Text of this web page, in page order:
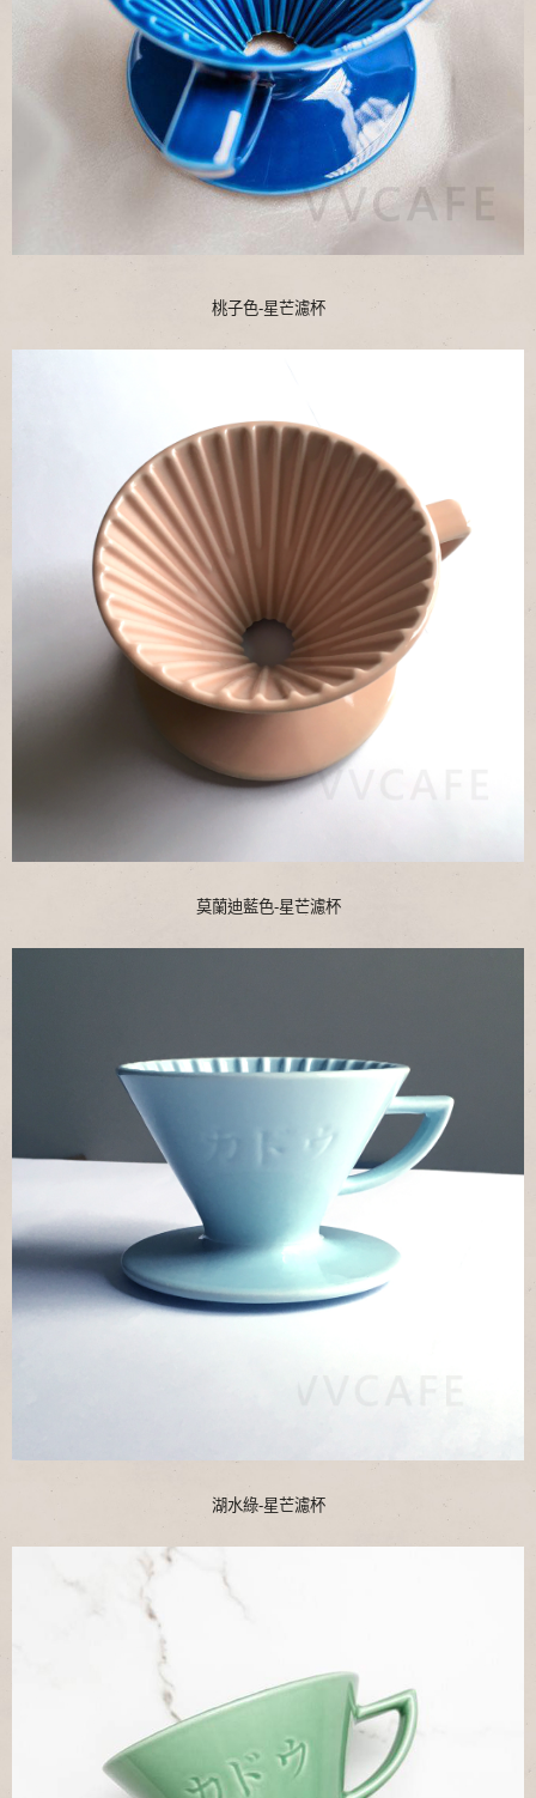
桃子色-星芒濾杯
莫蘭迪藍色-星芒濾杯
湖水綠-星芒濾杯